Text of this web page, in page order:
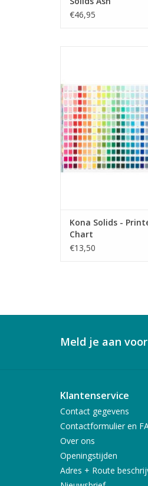
€46,95
Kona Solids -
Chart
€13,50
Meld je aan
Klantenservice
Contact gegevens
Contactformulier en
Over ons
Openingstijden
Adres + Route